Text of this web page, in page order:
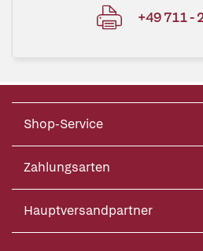
+49 711 -
Shop-Service
Zahlungsarten
Hauptversandpartner